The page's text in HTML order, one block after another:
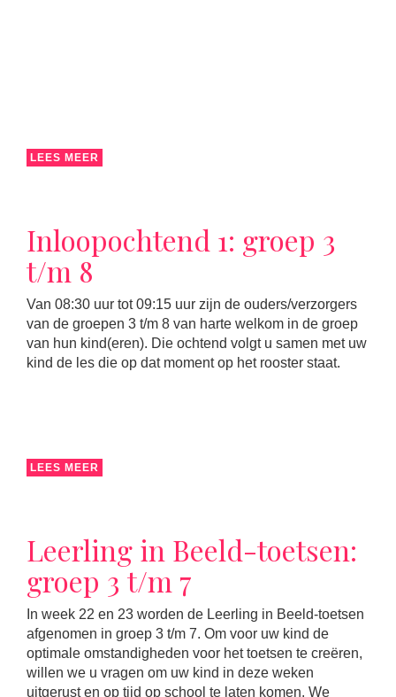
LEES MEER
Inloopochtend 1: groep 3
t/m 8
Van 08:30 uur tot 09:15 uur zijn de ouders/verzorgers
van de groepen 3 t/m 8 van harte welkom in de groep
van hun kind(eren). Die ochtend volgt u samen met uw
kind de les die op dat moment op het rooster staat.
LEES MEER
Leerling in Beeld-toetsen:
groep 3 t/m 7
In week 22 en 23 worden de Leerling in Beeld-toetsen
afgenomen in groep 3 t/m 7. Om voor uw kind de
optimale omstandigheden voor het toetsen te creëren,
willen we u vragen om uw kind in deze weken
uitgerust en op tijd op school te laten komen. We